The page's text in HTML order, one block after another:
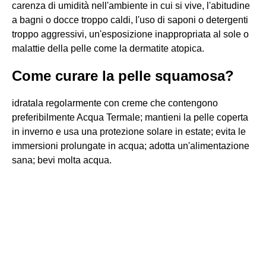
carenza di umidità nell'ambiente in cui si vive, l'abitudine
a bagni o docce troppo caldi, l'uso di saponi o detergenti
troppo aggressivi, un'esposizione inappropriata al sole o
malattie della pelle come la dermatite atopica.
Come curare la pelle squamosa?
idratala regolarmente con creme che contengono
preferibilmente Acqua Termale; mantieni la pelle coperta
in inverno e usa una protezione solare in estate; evita le
immersioni prolungate in acqua; adotta un'alimentazione
sana; bevi molta acqua.